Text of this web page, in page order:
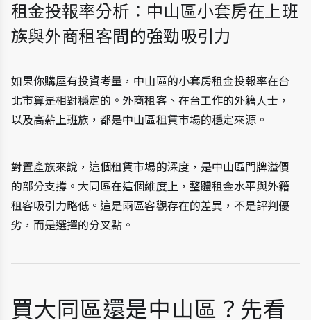
租金投報率分析：中山區小套房在上班
族與外商租客間的強勁吸引力
如果你購屋有投資考量，中山區的小套房租金投報率在台
北市算是相對穩定的。外商租客、在台工作的外籍人士，
以及高薪上班族，都是中山區租賃市場的穩定來源。
對置產族來說，這個租賃市場的深度，是中山區門牌溢價
的部分支撐。大同區在這個維度上，整體租金水平與外籍
租客吸引力略低。這是兩區客觀存在的差異，不是評判優
劣，而是選擇的分叉點。
買大同區還是中山區？先看